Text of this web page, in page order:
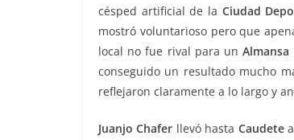
césped artificial de la Ciudad
mostró voluntarioso pero que
local no fue rival para unAlmansa
conseguido un resultado mucho
reflejaron claramente a lo largo y
Juanjo Chafer llevó hasta Caudetea